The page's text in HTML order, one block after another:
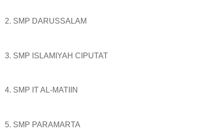
2. SMP DARUSSALAM
3. SMP ISLAMIYAH CIPUTAT
4. SMP IT AL-MATIIN
5. SMP PARAMARTA